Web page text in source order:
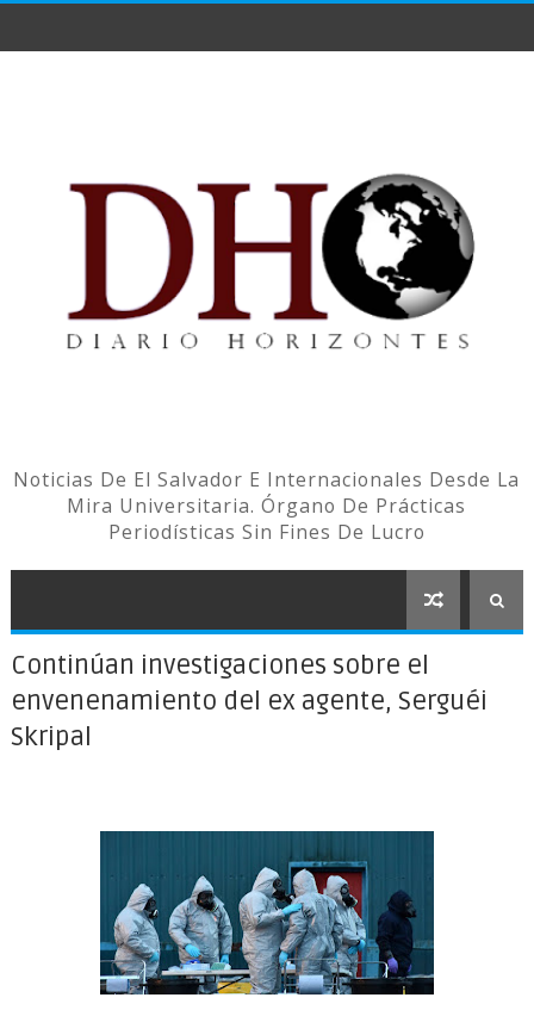
Noticias De El Salvador E Internacionales Desde La
Mira Universitaria. Órgano De Prácticas
Periodísticas Sin Fines De Lucro
Continúan investigaciones sobre el
envenenamiento del ex agente, Serguéi
Skripal